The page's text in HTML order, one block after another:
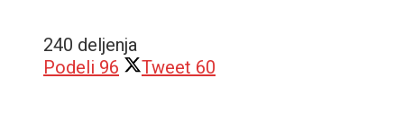
240 deljenja
Podeli 96 Tweet 60